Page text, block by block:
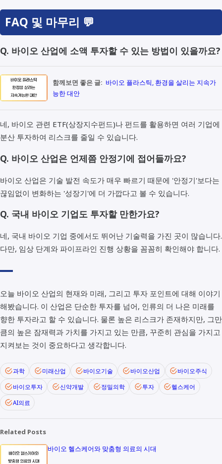
FAQ 및 마무리 💬
Q. 바이오 산업에 소액 투자할 수 있는 방법이 있을까요?
함께보면 좋은 글: 바이오 플라스틱, 환경을 살리는 지속가
능한 대안
네, 바이오 관련 ETF(상장지수펀드)나 펀드를 활용하면 여러 기업에
분산 투자하여 리스크를 줄일 수 있습니다.
Q. 바이오 산업은 언제쯤 안정기에 접어들까요?
바이오 산업은 기술 발전 속도가 매우 빠르기 때문에 '안정기'보다는
끊임없이 변화하는 '성장기'에 더 가깝다고 볼 수 있습니다.
Q. 국내 바이오 기업도 투자할 만한가요?
네, 국내 바이오 기업 중에서도 뛰어난 기술력을 가진 곳이 많습니다.
다만, 임상 단계와 파이프라인 진행 상황을 꼼꼼히 확인해야 합니다.
오늘 바이오 산업의 현재와 미래, 그리고 투자 포인트에 대해 이야기
해봤습니다. 이 산업은 단순한 투자를 넘어, 인류의 더 나은 미래를
향한 투자라고 할 수 있습니다. 물론 높은 리스크가 존재하지만, 그만
큼의 높은 잠재력과 가치를 가지고 있는 만큼, 꾸준히 관심을 가지고
지켜보는 것이 중요하다고 생각합니다.
과학 미래산업 바이오기술 바이오산업
바이오주식
바이오투자
신약개발 정밀의학 투자
헬스케어
AI의료
Related Posts
바이오 헬스케어와 맞춤형 의료의 시대